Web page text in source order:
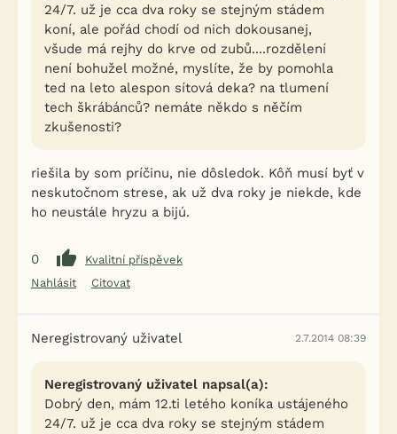
24/7. už je cca dva roky se stejným stádem
koní, ale pořád chodí od nich dokousanej,
všude má rejhy do krve od zubů....rozdělení
není bohužel možné, myslíte, že by pomohla
ted na leto alespon sítová deka? na tlumení
tech škrábánců? nemáte někdo s něčím
zkušenosti?
riešila by som príčinu, nie dôsledok. Kôň musí byť v
neskutočnom strese, ak už dva roky je niekde, kde
ho neustále hryzu a bijú.
0
Kvalitní příspěvek
Nahlásit
Citovat
Neregistrovaný uživatel 2.7.2014 08:39
Neregistrovaný uživatel napsal(a):
Dobrý den, mám 12.ti letého koníka ustájeného
24/7. už je cca dva roky se stejným stádem